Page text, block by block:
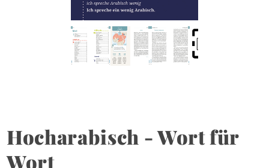
Hocharabisch - Wort für
Wort